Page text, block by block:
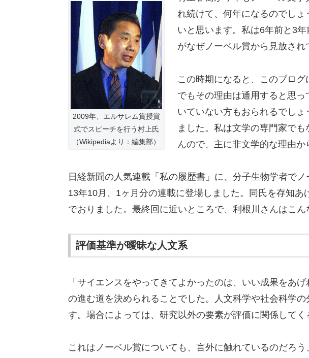
2009年、エルサレム賞授賞
式でスピーチを行う村上氏
（Wikipediaより：編集部）
れ続けて、何年になるのでし
いと思います。私は6年前と3
がなぜノーベル賞から見放され
この時期になると、このブロ
でもその理由は通用すると思
いていない方もおられるでし
ました。私は文学の専門家で
んので、主に非文学的な理由か
日経新聞の人気連載「私の履歴書」に、分子生物学者で
13年10月、1ヶ月分の連載に登場しました。同氏を存知あ
でおりました。最終回に近いところで、利根川さんはこん
評価基準が曖昧な人文系
「サイエンスをやってきてよかったのは、いい成果をあ
の進む道を決められることでした。人文科学や社会科学
す。場合によっては、研究以外の要素が評価に関係してく
これはノーベル賞についても、言外に触れているのだろ